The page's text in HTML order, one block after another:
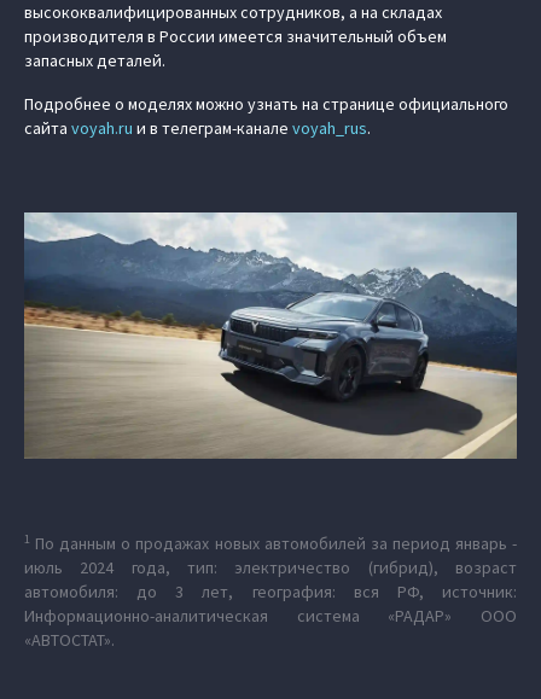
высококвалифицированных сотрудников, а на складах
производителя в России имеется значительный объем
запасных деталей.
Подробнее о моделях можно узнать на странице официального
сайта voyah.ru и в телеграм-канале voyah_rus.
1 По данным о продажах новых автомобилей за период январь -
июль 2024 года, тип: электричество (гибрид), возраст
автомобиля: до 3 лет, география: вся РФ, источник:
Информационно-аналитическая система «РАДАР» ООО
«АВТОСТАТ».